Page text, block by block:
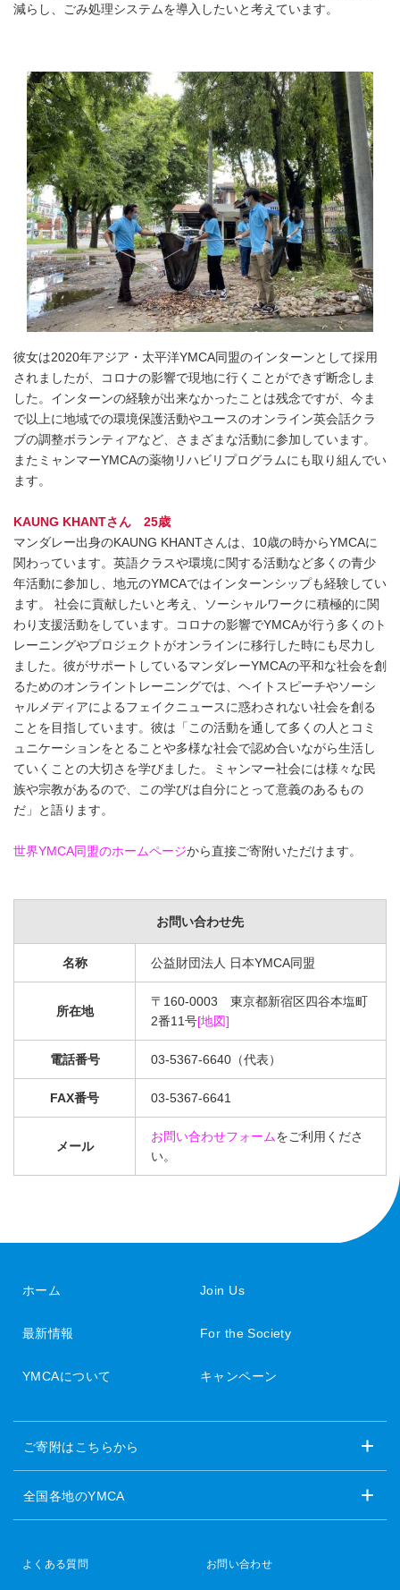
減らし、ごみ処理システムを導入したいと考えています。
彼女は2020年アジア・太平洋YMCA同盟のインターンとして採用
されましたが、コロナの影響で現地に行くことができず断念しま
した。インターンの経験が出来なかったことは残念ですが、今ま
で以上に地域での環境保護活動やユースのオンライン英会話クラ
ブの調整ボランティアなど、さまざまな活動に参加しています。
またミャンマーYMCAの薬物リハビリプログラムにも取り組んでい
ます。
KAUNG KHANTさん 25歳
マンダレー出身のKAUNG KHANTさんは、10歳の時からYMCAに
関わっています。英語クラスや環境に関する活動など多くの青少
年活動に参加し、地元のYMCAではインターンシップも経験してい
ます。 社会に貢献したいと考え、ソーシャルワークに積極的に関
わり支援活動をしています。コロナの影響でYMCAが行う多くのト
レーニングやプロジェクトがオンラインに移行した時にも尽力し
ました。彼がサポートしているマンダレーYMCAの平和な社会を創
るためのオンライントレーニングでは、ヘイトスピーチやソーシ
ャルメディアによるフェイクニュースに惑わされない社会を創る
ことを目指しています。彼は「この活動を通して多くの人とコミ
ュニケーションをとることや多様な社会で認め合いながら生活し
ていくことの大切さを学びました。ミャンマー社会には様々な民
族や宗教があるので、この学びは自分にとって意義のあるもの
だ」と語ります。
世界YMCA同盟のホームページから直接ご寄附いただけます。
お問い合わせ先
名称 公益財団法人 日本YMCA同盟
所在地
〒160-0003 東京都新宿区四谷本塩町
2番11号[地図]
電話番号 03-5367-6640（代表）
FAX番号 03-5367-6641
メール
お問い合わせフォームをご利用くださ
い。
ホーム
最新情報
YMCAについて
Join Us
For the Society
キャンペーン
ご寄附はこちらから
全国各地のYMCA
よくある質問 お問い合わせ